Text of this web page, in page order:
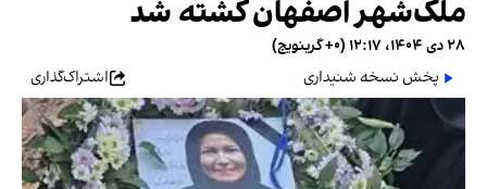
ملک‌شهر اصفهان کشته شد
۲۸ دی ۱۴۰۴، ۱۲:۱۷ (‎+۰ گرینویچ)
پخش نسخه شنیداری
اشتراک‌گذاری